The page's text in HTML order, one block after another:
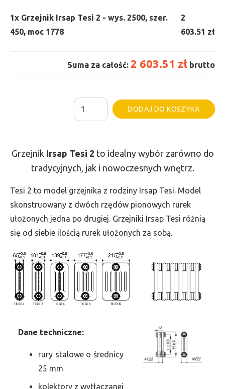
1x Grzejnik Irsap Tesi 2 - wys. 2500, szer.
450, moc 1778
2
603.51 zł
Suma za całość: 2 603.51 zł brutto
ilość
Grzejnik
-
wys.
2500,
szer.
450,
1778
DODAJ DO KOSZYKA
Grzejnik Irsap Tesi 2 to idealny wybór zarówno do
tradycyjnych, jak i nowoczesnych wnętrz.
Tesi 2 to model grzejnika z rodziny Irsap Tesi. Model
skonstruowany z dwóch rzędów pionowych rurek
ułożonych jedna po drugiej. Grzejniki Irsap Tesi różnią
się od siebie ilością rurek ułożonych za sobą.
Dane techniczne:
rury stalowe o średnicy
25 mm
kolektory z wytłaczanej